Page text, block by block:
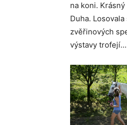
na koni.
Duha.
zvěřinových
výstavy trofejí…